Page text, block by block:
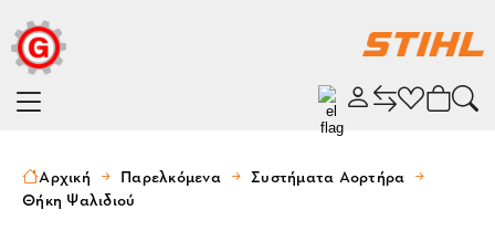
Αρχική Παρελκόμενα
Συστήματα Αορτήρα
Θήκη Ψαλιδιού